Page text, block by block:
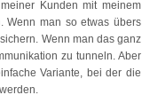
Kunden mit meinem
Wenn man so etwas übers
Wenn man das ganz
zu tunneln. Aber
Variante, bei der die